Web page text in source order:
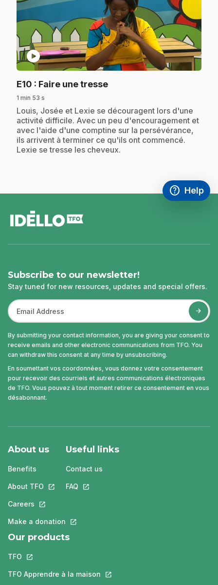
play_circle
E10 : Faire une tresse.
1 min 53 s
.Louis, Josée et Lexie se découragent lors d'une
activité difficile. Avec un peu d'encouragement et
avec l'aide d'une comptine sur la persévérance,
ils arrivent à terminer ce qu'ils ont commencé.
Lexie se tresse les cheveux.
help
Access
Help
,This link
Subscribe to our newsletter!
Stay tuned for new resources, updates and special offers.
By submitting your contact information, you are giving your consent to
receive emails and other electronic communications from TFO. You
can withdraw this consent at any time by unsubscribing.
En soumettant vos coordonnées, vous donnez votre consentement
pour recevoir des courriels et autres communications électroniques
de TFO. Vous pouvez à tout moment retirer ce consentement en vous
désabonnant.
About us
Benefits
About TFO This link will open in a new tab.
Careers This link will open in a new tab.
Make a donation This link will open in a new tab.
Useful links
Contact us
FAQ This link will open in a new tab.
Our products
TFO This link will open in a new tab.
TFO Apprendre à la maison This link will open in a new tab.